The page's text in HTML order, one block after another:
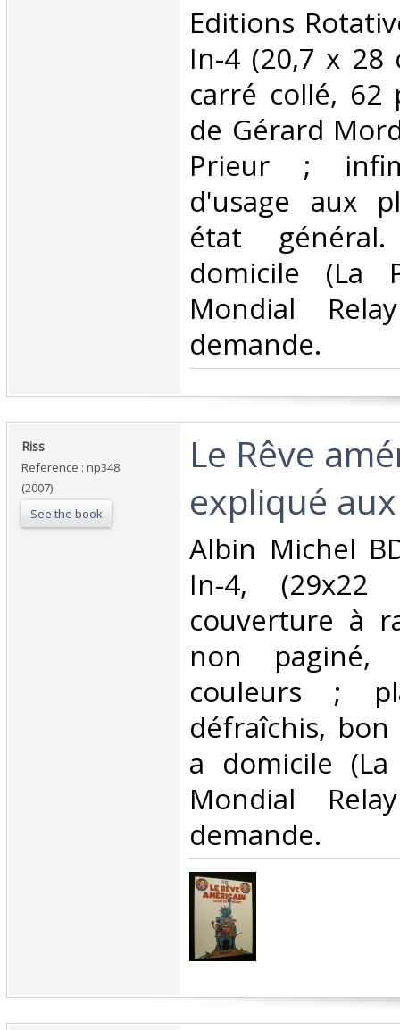
‎Editions
In-4 (20,7 x 28
carré collé, 62
de Gérard
Prieur ;
d'usage aux
état
domicile (La
Mondial
demande.‎
‎Riss‎
Reference : np348
(2007)
See the book
‎Le Rêve
expliqué
‎Albin Michel
In-4, (29x22
couverture à
non paginé,
couleurs ;
défraîchis,
a domicile
Mondial
demande.‎